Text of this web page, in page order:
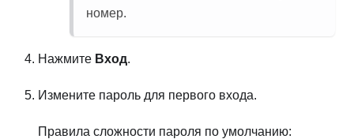
номер.
Нажмите Вход.
Измените пароль для первого входа.
Правила сложности пароля по умолчанию: